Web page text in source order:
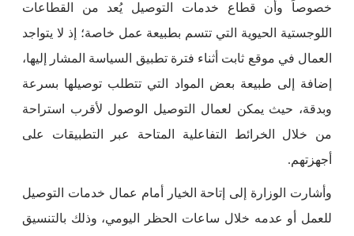
خصوصاً وأن قطاع خدمات التوصيل يُعد من القطاعات
اللوجستية الحيوية التي تتسم بطبيعة عمل خاصة؛ إذ لا يتواجد
العمال في موقع ثابت أثناء فترة تطبيق السياسة المشار إليها،
إضافة إلى طبيعة بعض المواد التي تتطلب توصيلها بسرعة
وبدقة، حيث يمكن لعمال التوصيل الوصول لأقرب استراحة
من خلال الخرائط التفاعلية المتاحة عبر التطبيقات على
أجهزتهم.
وأشارت الوزارة إلى إتاحة الخيار أمام عمال خدمات التوصيل
للعمل أو عدمه خلال ساعات الحظر اليومي، وذلك بالتنسيق